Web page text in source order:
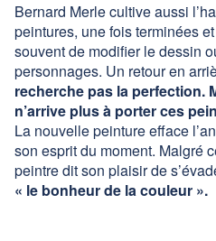
Bernard Merle cultive aussi
peintures, une fois terminées
souvent de modifier le dessin
personnages. Un retour en
recherche pas la perfection.
n’arrive plus à porter ces
La nouvelle peinture efface
son esprit du moment. Malgré
peintre dit son plaisir de
« le bonheur de la couleur ».